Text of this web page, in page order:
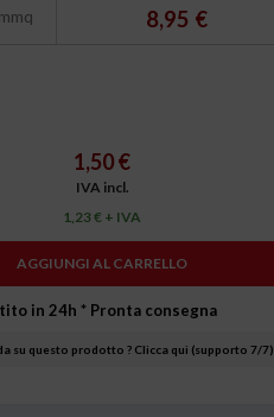
8,95 €
1,50 €
IVA incl.
1,23 € + IVA
AGGIUNGI AL CARRELLO
in 24h * Pronta consegna
su questo prodotto ? Clicca qui (supporto 7/7)